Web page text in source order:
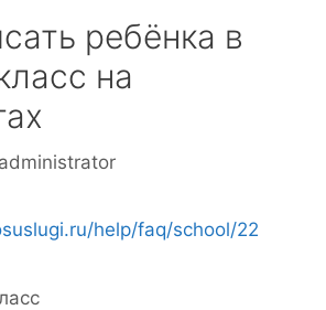
ребёнка в
на
administrator
help/faq/school/22